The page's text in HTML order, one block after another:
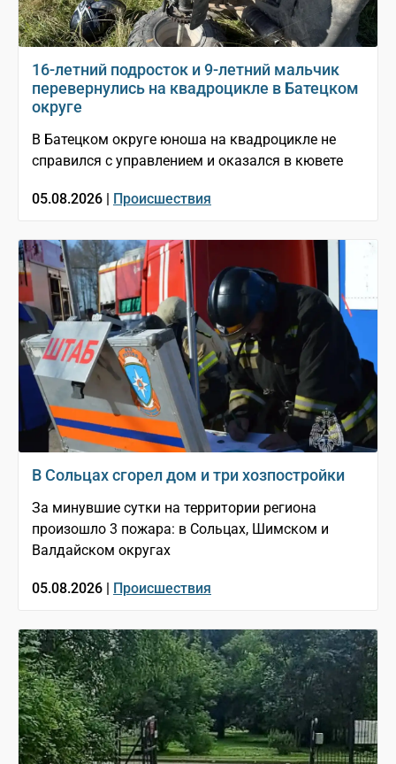
16-летний подросток и 9-летний мальчик
перевернулись на квадроцикле в Батецком
округе
В Батецком округе юноша на квадроцикле не
справился с управлением и оказался в кювете
05.08.2026 | Происшествия
В Сольцах сгорел дом и три хозпостройки
За минувшие сутки на территории региона
произошло 3 пожара: в Сольцах, Шимском и
Валдайском округах
05.08.2026 | Происшествия